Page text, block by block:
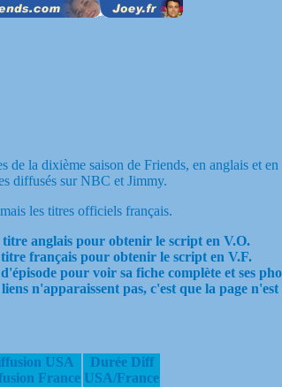
de la dixième saison de Friends, en anglais et
diffusés sur NBC et Jimmy.
les titres officiels français.
anglais pour obtenir le script en V.O.
français pour obtenir le script en V.F.
pour voir sa fiche complète et ses
liens n'apparaissent pas, c'est que la page
USA
France
Durée Diff
USA/France